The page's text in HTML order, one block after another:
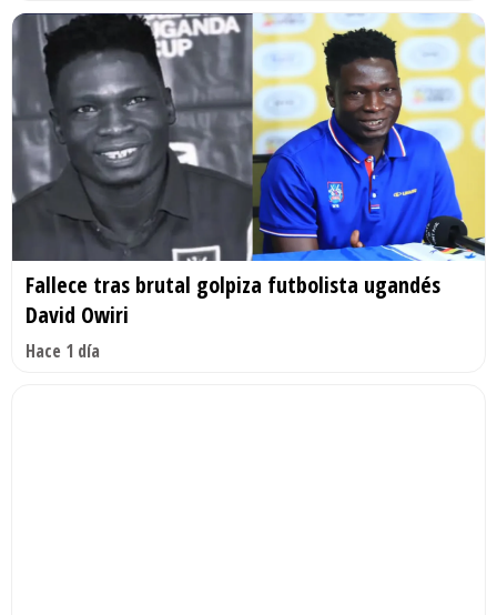
Fallece tras brutal golpiza futbolista ugandés
David Owiri
Hace 1 día